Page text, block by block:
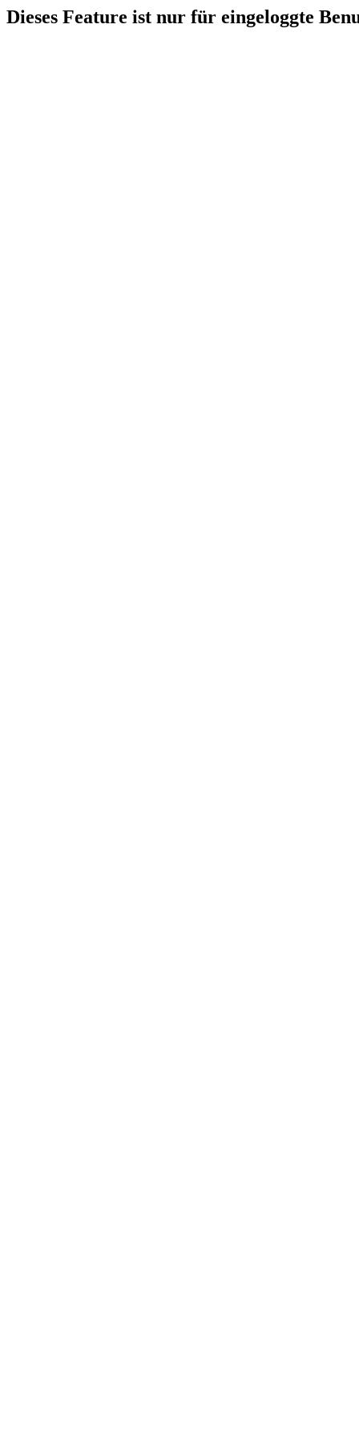
Dieses Feature ist nur für eingeloggte